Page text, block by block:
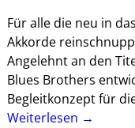
Für alle die neu in
Akkorde
Angelehnt an den
Blues Brothers
Begleitkonzept für
Weiterlesen →